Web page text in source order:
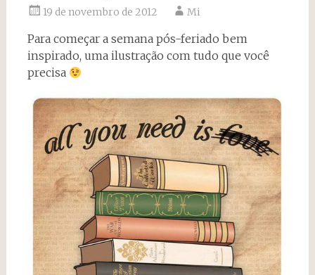
19 de novembro de 2012 Mi
Para começar a semana pós-feriado bem
inspirado, uma ilustração com tudo que você
precisa